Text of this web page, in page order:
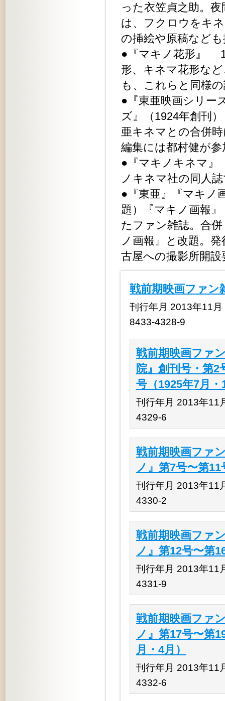
った衣笠貞之助。
は、フクロウをキ
の挿絵や原稿など
●『マキノ花形』
形、キネマ花形な
も、これらと同様
●『東亜映画シリ
ズ』（1924年創刊
亜キネマとの合併
編集には都村健が参
●『マキノキネマ
ノキネマ社の同人
●『東亜』『マキノ
題）『マキノ画報
たファン雑誌。合
ノ画報』と改題。
古屋への撮影所開
戦前期映画ファ
刊行年月 2013年11
8433-4328-9
戦前期映画フ
院』創刊号・第2
号（1925年7月
刊行年月 2013年11
4329-6
戦前期映画フ
ノ』第7号〜第
刊行年月 2013年11
4330-2
戦前期映画フ
ノ』第12号〜第
刊行年月 2013年11
4331-9
戦前期映画フ
ノ』第17号〜第
月・4月）
刊行年月 2013年11
4332-6